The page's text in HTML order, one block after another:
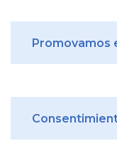
Promovamos